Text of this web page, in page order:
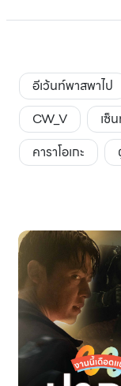
อีเว้นท์พาสพาไป
CW_V
เซ็
คาราโอเกะ